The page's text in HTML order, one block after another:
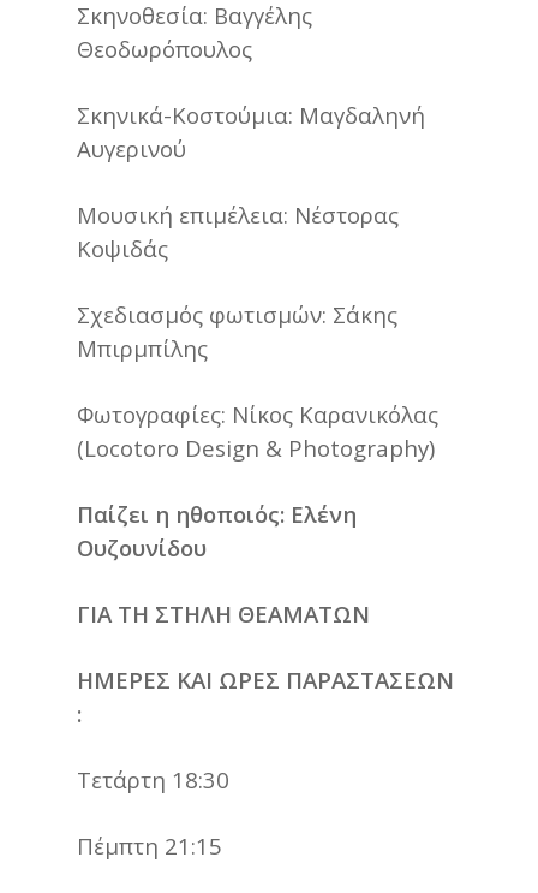
Σκηνοθεσία: Βαγγέλης
Θεοδωρόπουλος
Σκηνικά-Κοστούμια: Μαγδαληνή
Αυγερινού
Μουσική επιμέλεια: Νέστορας
Κοψιδάς
Σχεδιασμός φωτισμών: Σάκης
Μπιρμπίλης
Φωτογραφίες: Νίκος Καρανικόλας
(Locotoro Design & Photography)
Παίζει η ηθοποιός: Ελένη
Ουζουνίδου
ΓΙΑ ΤΗ ΣΤΗΛΗ ΘΕΑΜΑΤΩΝ
ΗΜΕΡΕΣ ΚΑΙ ΩΡΕΣ ΠΑΡΑΣΤΑΣΕΩΝ
:
Τετάρτη 18:30
Πέμπτη 21:15